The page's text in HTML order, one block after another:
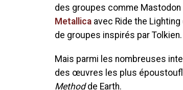
des groupes comme Mastodon
Metallica avec Ride the
de groupes inspirés par Tolkien.
Mais parmi les nombreuses
des œuvres les plus
Methodde Earth.